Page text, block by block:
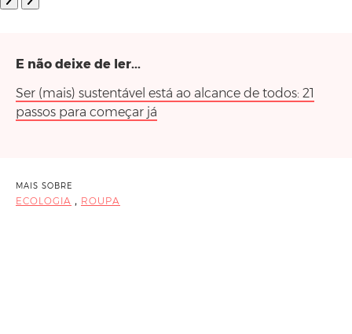
E não deixe de ler...
Ser (mais) sustentável está ao alcance de todos: 21
passos para começar já
MAIS SOBRE
ECOLOGIA , ROUPA